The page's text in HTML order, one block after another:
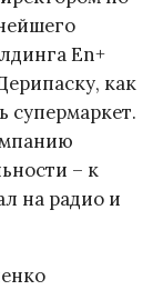
En+
как
супермаркет.
– к
на радио и